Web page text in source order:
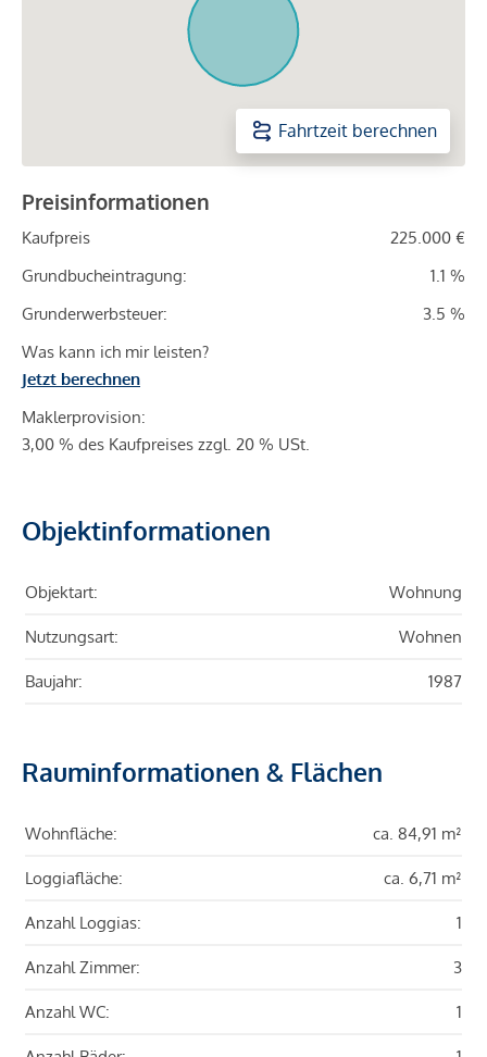
Fahrtzeit berechnen
Preisinformationen
Kaufpreis
225.000 €
Grundbucheintragung:
1.1 %
Grunderwerbsteuer:
3.5 %
Was kann ich mir leisten?
Jetzt berechnen
Maklerprovision:
3,00 % des Kaufpreises zzgl. 20 % USt.
Objektinformationen
Objektart: Wohnung
Nutzungsart: Wohnen
Baujahr: 1987
Rauminformationen & Flächen
Wohnfläche: ca. 84,91 m²
Loggiafläche: ca. 6,71 m²
Anzahl Loggias: 1
Anzahl Zimmer: 3
Anzahl WC: 1